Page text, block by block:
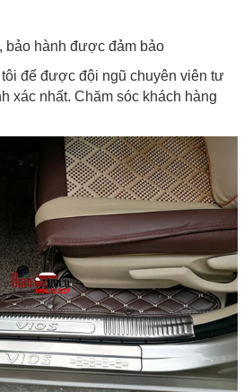
bảo hành được đảm bảo
để được đội ngũ chuyên viên tư
xác nhất. Chăm sóc khách hàng